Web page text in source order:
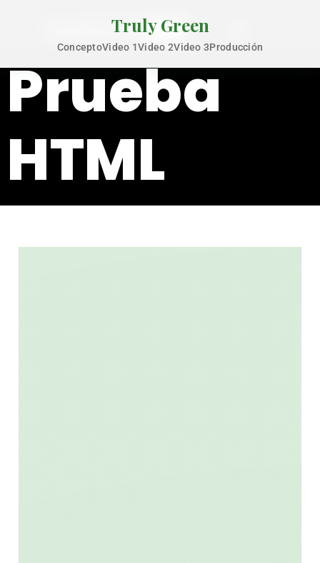
Prueba
HTML
Truly Green
ConceptoVideo 1Video 2Video 3Producción